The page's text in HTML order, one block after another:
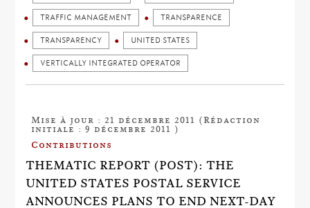
TRAFFIC MANAGEMENT TRANSPARENCE
TRANSPARENCY UNITED STATES
VERTICALLY INTEGRATED OPERATOR
Mise à jour : 21 décembre 2011 (Rédaction
initiale : 9 décembre 2011 )
Contributions
THEMATIC REPORT (POST): THE
UNITED STATES POSTAL SERVICE
ANNOUNCES PLANS TO END NEXT-DAY